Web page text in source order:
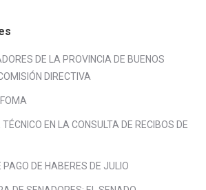
DE LA PROVINCIA DE BUENOS
DIRECTIVA
TÉCNICO EN LA CONSULTA DE RECIBOS DE
PAGO DE HABERES DE JULIO